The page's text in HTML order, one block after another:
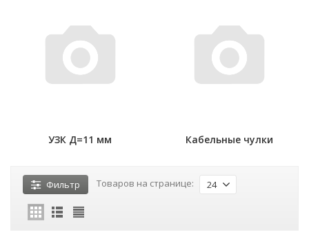
УЗК Д=11 мм Кабельные чулки
Фильтр Товаров на странице: 24